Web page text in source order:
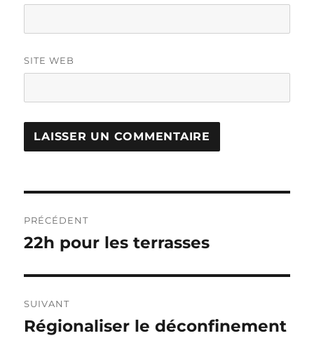
SITE WEB
de
PRÉCÉDENT
Publication
22h pour les terrasses
SUIVANT
Publication
Régionaliser le déconfinement